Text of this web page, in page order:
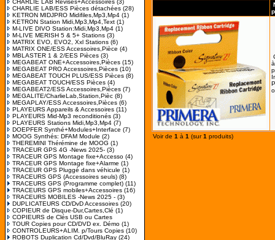
CHARLIE LAB Revisés+Accessoires (3)
CHARLIE LAB/ESS Pièces détachées (28)
KETRON MIDJPRO Midifiles,Mp3,Mp4 (1)
KETRON Station Midi,Mp3,Mp4,Text (1)
M-LIVE DIVO Station:Midi,Mp3,Mp4 (1)
M-LIVE MERISH 5 & 5+ Stations (3)
MATRIX EVO, EVO2, Xxl Stations (6)
MATRIX ONE/ESS Accessoires,Pièce (4)
MBLASTER 1 & 2/EES Pièces (3)
MEGABEAT ONE+Accessoires,Pièces (15)
MEGABEAT PRO Accessoires,Pièces (10)
MEGABEAT TOUCH PLUS/ESS Pièces (8)
MEGABEAT TOUCH/ESS Pièces (4)
MEGABEAT2/ESS Accessoires,Pièces (7)
MEGALITE/CharlieLab,Station,Pièc (8)
MEGAPLAY/ESS Accessoires,Pièces (6)
PLAYEURS Appareils & Accessoires (11)
PLAYEURS Mid-Mp3 reconditionés (3)
PLAYEURS Stations Midi,Mp3,Mp4 (7)
DOEPFER Synthé+Modules+Interface (7)
MOOG Synthés: DFAM Module (2)
THEREMINI Thérémine de MOOG (1)
TRACEUR GPS 4G -News 2025- (3)
TRACEUR GPS Montage fixe+Accesso (4)
TRACEUR GPS Montage fixe+Alarme (1)
TRACEUR GPS Pluggé dans véhicule (1)
TRACEURS GPS (Accessoires seuls) (8)
TRACEURS GPS (Programme complet) (11)
TRACEURS GPS mobiles+Accessoires (16)
TRACEURS MOBILES -News 2025 - (3)
DUPLICATEURS CD/DvD Accessoires (20)
COPIEUR de Disque-Dur,Cartes,Clé (1)
COPIEURS de Clés USB ou Cartes
TOUR Copies pour CD/DVD ex. Démo (1)
CONTROLEURS+ALIM. p/Tours Copies (10)
ROBOTS Duplication Cd/Dvd/BluRay (24)
Voir de 1 à 1 (sur1 produits)